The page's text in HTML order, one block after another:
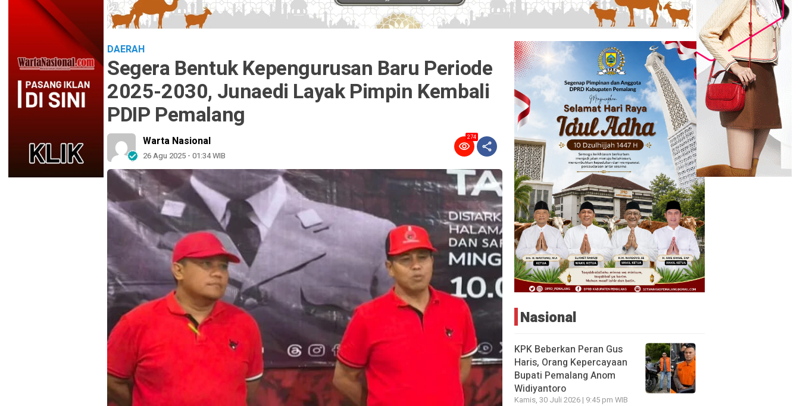
DAERAH
Segera Bentuk Kepengurusan Baru Periode
2025-2030, Junaedi Layak Pimpin Kembali
PDIP Pemalang
Warta Nasional
26 Agu 2025 - 01:34 WIB
274
Nasional
KPK Beberkan Peran Gus
Haris, Orang Kepercayaan
Bupati Pemalang Anom
Widiyantoro
Kamis, 30 Juli 2026 | 9:45 pm WIB